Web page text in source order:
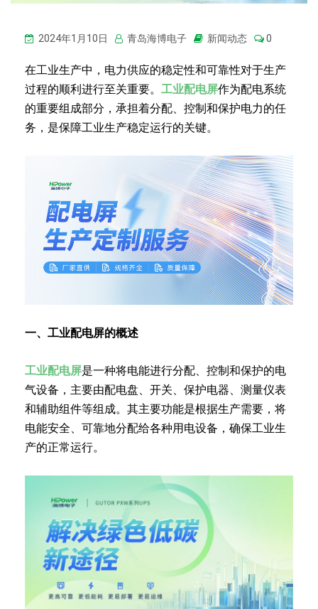
2024年1月10日 青岛海博电子 新闻动态 0
在工业生产中，电力供应的稳定性和可靠性对于生产
过程的顺利进行至关重要。 工业配电屏作为配电系统
的重要组成部分，承担着分配、控制和保护电力的任
务，是保障工业生产稳定运行的关键。
一、工业配电屏的概述
工业配电屏是一种将电能进行分配、控制和保护的电
气设备，主要由配电盘、开关、保护电器、测量仪表
和辅助组件等组成。其主要功能是根据生产需要，将
电能安全、可靠地分配给各种用电设备，确保工业生
产的正常运行。